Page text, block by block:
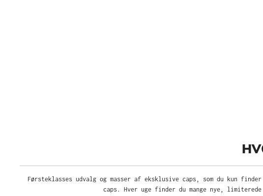
Førsteklasses udvalg og masser af eksklusive caps, som du kun
caps. Hver uge finder du mange nye,